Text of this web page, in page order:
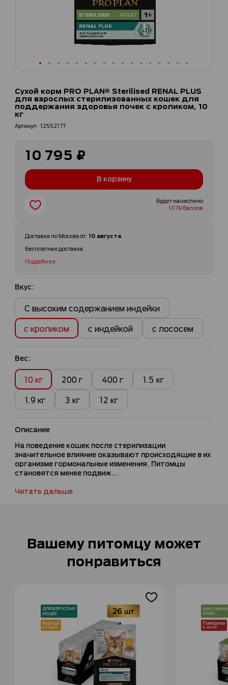
началу
галереи
изображений
Сухой корм PRO PLAN® Sterilised RENAL PLUS
для взрослых стерилизованных кошек для
поддержания здоровья почек с кроликом, 10
кг
Артикул 12552177
10 795 ₽
В корзину
Будет начислено
1079 баллов
Доставка по Москваот: 10 августа
Бесплатная доставка
Подробнее
Вкус:
С высоким содержанием индейки
с кроликом
с индейкой с лососем
Вес:
10 кг 200 г 400 г
1.5 кг
1.9 кг
3 кг 12 кг
Описание
На поведение кошек после стерилизации
значительное влияние оказывают происходящие в их
организме гормональные изменения. Питомцы
становятся менее подвиж...
Читать дальше
Вашему питомцу может
понравиться